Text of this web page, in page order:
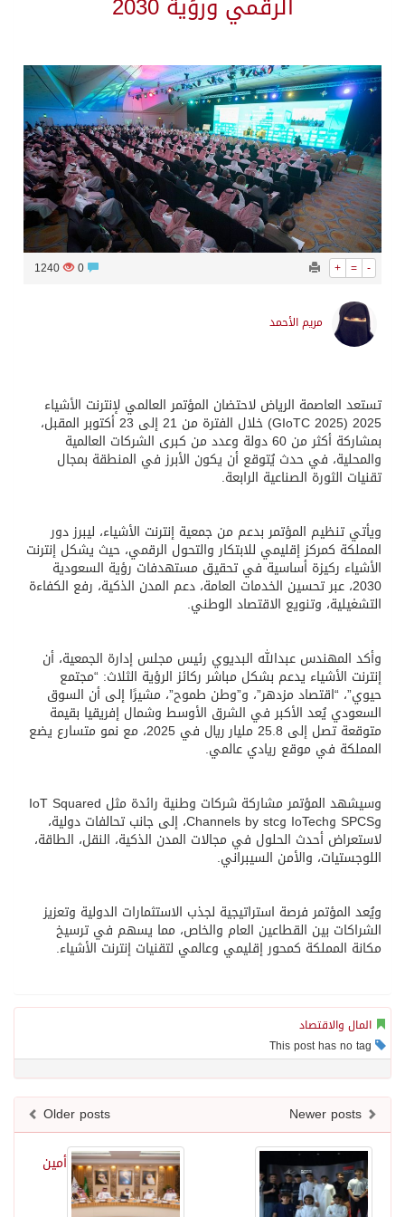
+ = -
1240
مريم الأحمد
تستعد العاصمة الرياض لاحتضان المؤتمر العالمي لإنترنت الأشياء
2025 (GIoTC 2025) خلال الفترة من 21 إلى 23 أكتوبر المقبل،
بمشاركة أكثر من 60 دولة وعدد من كبرى الشركات العالمية
والمحلية، في حدث يُتوقع أن يكون الأبرز في المنطقة بمجال
تقنيات الثورة الصناعية الرابعة.
ويأتي تنظيم المؤتمر بدعم من جمعية إنترنت الأشياء، ليبرز دور
المملكة كمركز إقليمي للابتكار والتحول الرقمي، حيث يشكل إنترنت
الأشياء ركيزة أساسية في تحقيق مستهدفات رؤية السعودية
2030، عبر تحسين الخدمات العامة، دعم المدن الذكية، رفع الكفاءة
التشغيلية، وتنويع الاقتصاد الوطني.
وأكد المهندس عبدالله البديوي رئيس مجلس إدارة الجمعية، أن
إنترنت الأشياء يدعم بشكل مباشر ركائز الرؤية الثلاث: “مجتمع
حيوي”، “اقتصاد مزدهر”، و”وطن طموح”، مشيرًا إلى أن السوق
السعودي يُعد الأكبر في الشرق الأوسط وشمال إفريقيا بقيمة
متوقعة تصل إلى 25.8 مليار ريال في 2025، مع نمو متسارع يضع
المملكة في موقع ريادي عالمي.
وسيشهد المؤتمر مشاركة شركات وطنية رائدة مثل IoT Squared
وSPCS وIoTech وChannels by stc، إلى جانب تحالفات دولية،
لاستعراض أحدث الحلول في مجالات المدن الذكية، النقل، الطاقة،
اللوجستيات، والأمن السيبراني.
ويُعد المؤتمر فرصة استراتيجية لجذب الاستثمارات الدولية وتعزيز
الشراكات بين القطاعين العام والخاص، مما يسهم في ترسيخ
مكانة المملكة كمحور إقليمي وعالمي لتقنيات إنترنت الأشياء.
المال والاقتصاد
Older posts
أمين